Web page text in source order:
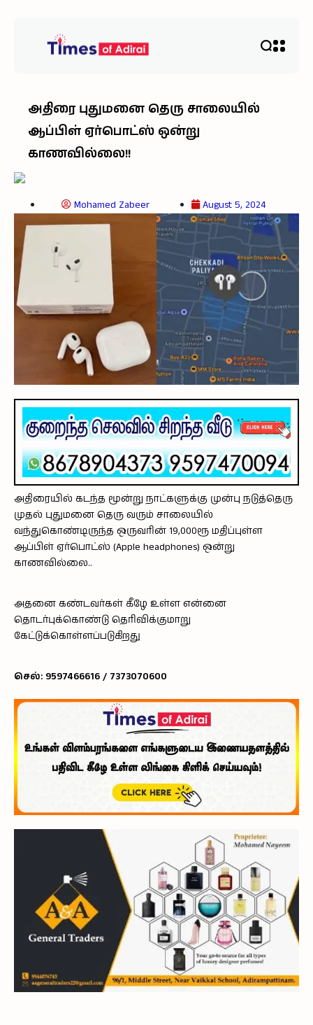
அதிரை புதுமனை தெரு சாலையில்
ஆப்பிள் ஏர்பொட்ஸ் ஒன்று
காணவில்லை!!
Mohamed Zabeer August 5, 2024
அதிரையில் கடந்த மூன்று நாட்களுக்கு முன்பு நடுத்தெரு
முதல் புதுமனை தெரு வரும் சாலையில்
வந்துகொண்டிருந்த ஒருவரின் 19,000ரூ மதிப்புள்ள
ஆப்பிள் ஏர்பொட்ஸ் (Apple headphones) ஒன்று
காணவில்லை..
அதனை கண்டவர்கள் கீழே உள்ள என்னை
தொடர்புக்கொண்டு தெரிவிக்குமாறு
கேட்டுக்கொள்ளப்படுகிறது
செல்: 9597466616 / 7373070600